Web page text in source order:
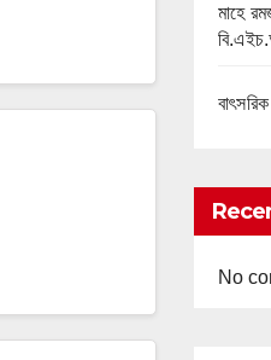
মাহে
No